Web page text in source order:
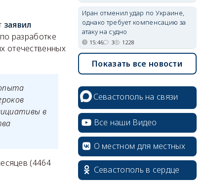
заявил
разработке
отечественных
в
(4464
Иран отменил удар по Украине,
однако требует компенсацию за
атаку на судно
15:46 3 1228
Показать все новости
Севастополь на связи
Все наши Видео
О местном для местных
Севастополь в сердце